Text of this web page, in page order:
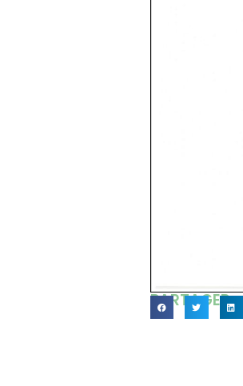
PARTAGER...